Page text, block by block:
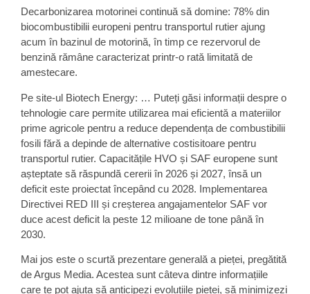
Decarbonizarea motorinei continuă să domine: 78% din
biocombustibilii europeni pentru transportul rutier ajung
acum în bazinul de motorină, în timp ce rezervorul de
benzină rămâne caracterizat printr-o rată limitată de
amestecare.
Pe site-ul Biotech Energy: … Puteți găsi informații despre o
tehnologie care permite utilizarea mai eficientă a materiilor
prime agricole pentru a reduce dependența de combustibilii
fosili fără a depinde de alternative costisitoare pentru
transportul rutier. Capacitățile HVO și SAF europene sunt
așteptate să răspundă cererii în 2026 și 2027, însă un
deficit este proiectat începând cu 2028. Implementarea
Directivei RED III și creșterea angajamentelor SAF vor
duce acest deficit la peste 12 milioane de tone până în
2030.
Mai jos este o scurtă prezentare generală a pieței, pregătită
de Argus Media. Acestea sunt câteva dintre informațiile
care te pot ajuta să anticipezi evoluțiile pieței, să minimizezi